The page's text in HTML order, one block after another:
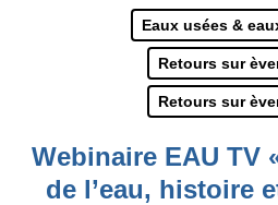
Eaux usées &
Retours sur
Retours sur
Webinaire EAU TV
de l’eau, histoire